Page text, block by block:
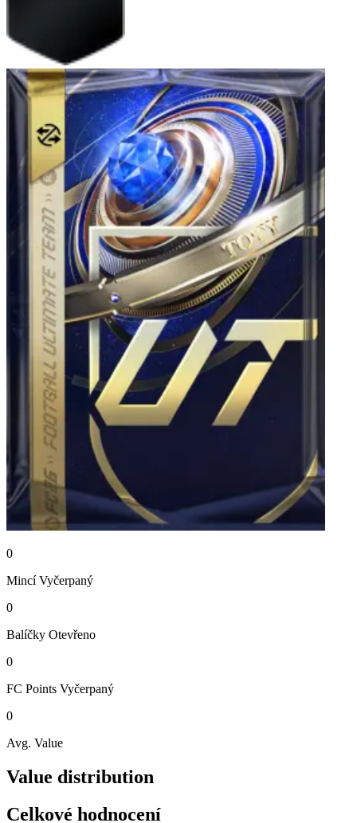
0
Mincí Vyčerpaný
0
Balíčky Otevřeno
0
FC Points Vyčerpaný
0
Avg. Value
Value distribution
Celkové hodnocení